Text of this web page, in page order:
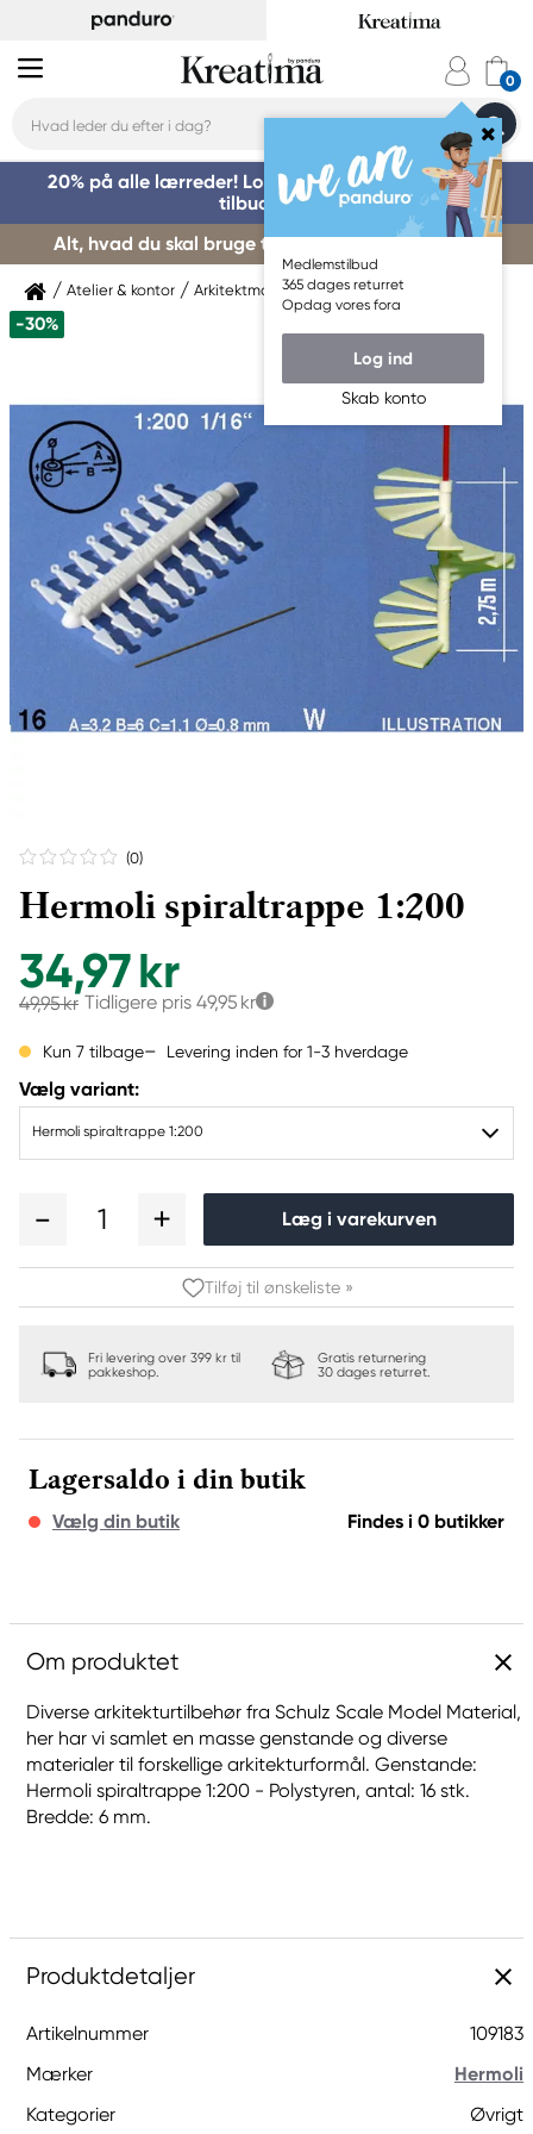
Medlemstilbud
365 dages returret
Opdag vores fora
Log ind
Skab konto
20% på alle lærreder! Log på for at benytte dig af
tilbuddet »
Alt, hvad du skal bruge til kursusstart – køb her »
Atelier & kontor Arkitektmaterialer Modelmateriale
-30%
(0)
Hermoli spiraltrappe 1:200
34,97 kr
49,95 kr Tidligere pris 49,95 kr
Kun 7 tilbage Levering inden for 1-3 hverdage
Vælg variant:
Hermoli spiraltrappe 1:200
1 Læg i varekurven
Tilføj til ønskeliste »
Fri levering over 399 kr til
pakkeshop.
Gratis returnering
30 dages returret.
Lagersaldo i din butik
Vælg din butik Findes i 0 butikker
Om produktet
Diverse arkitekturtilbehør fra Schulz Scale Model Material,
her har vi samlet en masse genstande og diverse
materialer til forskellige arkitekturformål. Genstande:
Hermoli spiraltrappe 1:200 - Polystyren, antal: 16 stk.
Bredde: 6 mm.
Produktdetaljer
Artikelnummer
109183
Mærker
Hermoli
Kategorier
Øvrigt